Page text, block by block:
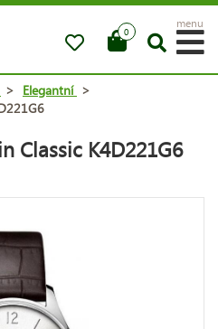
0
menu
> Elegantní >
Classic K4D221G6